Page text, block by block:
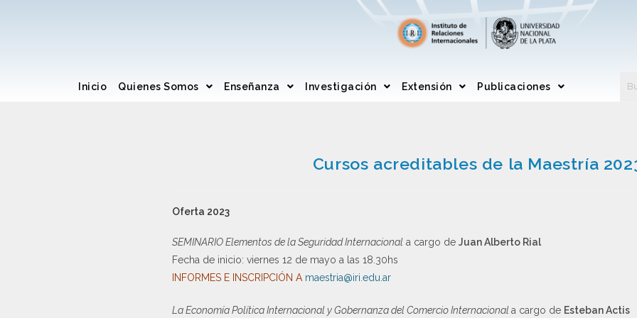
Inicio Quienes Somos Enseñanza Investigación Extensión Publicaciones
Cursos acreditables de la Maestría
Oferta 2023
SEMINARIO Elementos de la Seguridad Internacional a cargo de Juan Alberto Rial
Fecha de inicio: viernes 12 de mayo a las 18.30hs
INFORMES E INSCRIPCIÓN A maestria@iri.edu.ar
La Economía Política Internacional y Gobernanza del Comercio Internacionala cargo de Esteban Actis